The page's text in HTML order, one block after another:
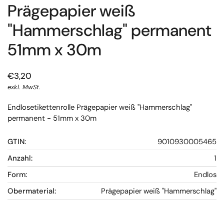
Prägepapier weiß
"Hammerschlag" permanent
51mm x 30m
€3,20
exkl. MwSt.
Endlosetikettenrolle Prägepapier weiß "Hammerschlag"
permanent - 51mm x 30m
GTIN:
9010930005465
Anzahl:
1
Form:
Endlos
Obermaterial:
Prägepapier weiß "Hammerschlag"